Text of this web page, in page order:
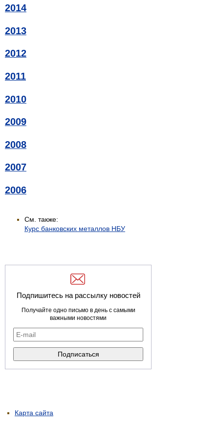
2014
2013
2012
2011
2010
2009
2008
2007
2006
См. также:
Курс банковских металлов НБУ
Подпишитесь на рассылку новостей
Получайте одно письмо в день с самыми
важными новостями
Карта сайта